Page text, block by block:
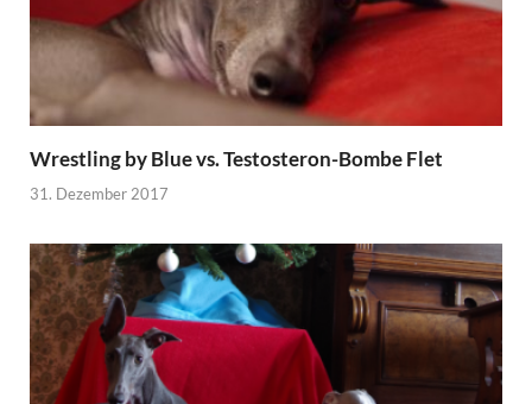
Wrestling by Blue vs. Testosteron-Bombe Flet
31. Dezember 2017